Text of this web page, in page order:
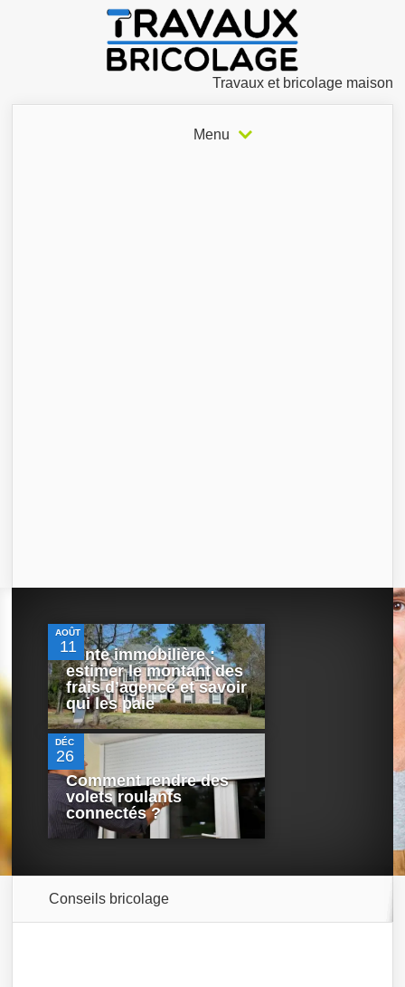
Travaux et bricolage maison
Menu
AOÛT
11
Vente immobilière :
estimer le montant des
frais d’agence et savoir
qui les paie
DÉC
26
0
Comment rendre des
volets roulants
connectés ?
Conseils bricolage